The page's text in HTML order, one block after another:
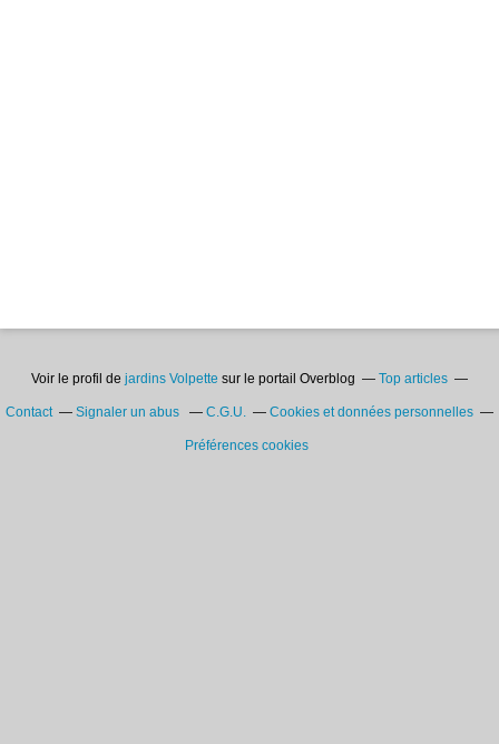
Voir le profil de jardins Volpette sur le portail Overblog Top articles
Contact Signaler un abus C.G.U. Cookies et données personnelles
Préférences cookies